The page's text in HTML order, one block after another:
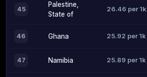
45
Palestine,
State of
26.46 per 1k
46 Ghana 25.92 per 1k
47 Namibia 25.89 per 1k